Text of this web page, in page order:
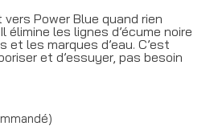
Power Blue quand rien
élimine les lignes d’écume noire
les marques d’eau. C’est
et d’essuyer, pas besoin